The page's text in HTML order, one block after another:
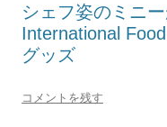
シェフ姿のミニ
International
グッズ
コメントを残す